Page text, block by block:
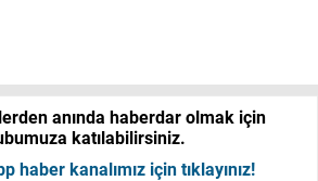
anında haberdar olmak için
katılabilirsiniz.
haber kanalımız için tıklayınız!